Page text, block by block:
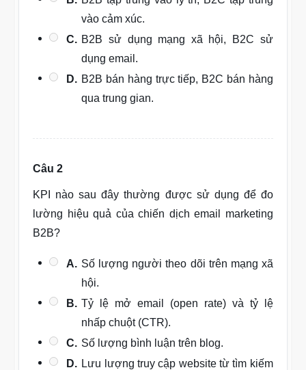
vào cảm xúc.
C. B2B sử dụng mạng xã hội, B2C sử
dụng email.
D. B2B bán hàng trực tiếp, B2C bán hàng
qua trung gian.
Câu 2
KPI nào sau đây thường được sử dụng để đo
lường hiệu quả của chiến dịch email marketing
B2B?
A. Số lượng người theo dõi trên mạng xã
hội.
B. Tỷ lệ mở email (open rate) và tỷ lệ
nhấp chuột (CTR).
C. Số lượng bình luận trên blog.
D. Lưu lượng truy cập website từ tìm kiếm